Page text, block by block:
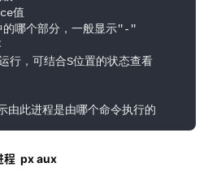
值
的哪个部分，一般显示"-"
行，可结合S位置的状态查看
由此进程是由哪个命令执行的
程 px aux